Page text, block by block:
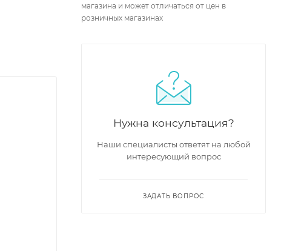
магазина и может отличаться от цен в
розничных магазинах
Нужна консультация?
Наши специалисты ответят на любой
интересующий вопрос
ЗАДАТЬ ВОПРОС